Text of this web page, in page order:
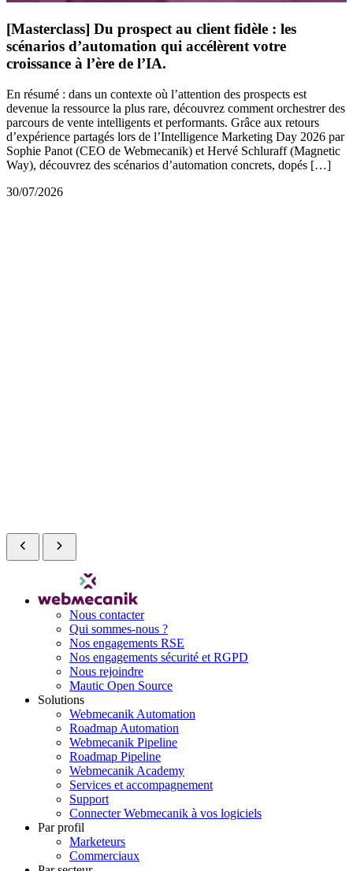
[Masterclass] Du prospect au client fidèle : les
scénarios d’automation qui accélèrent votre
croissance à l’ère de l’IA.
En résumé : dans un contexte où l’attention des prospects est
devenue la ressource la plus rare, découvrez comment orchestrer des
parcours de vente intelligents et performants. Grâce aux retours
d’expérience partagés lors de l’Intelligence Marketing Day 2026 par
Sophie Panot (CEO de Webmecanik) et Hervé Schluraff (Magnetic
Way), découvrez des scénarios d’automation concrets, dopés […]
30/07/2026
Nous contacter
Qui sommes-nous ?
Nos engagements RSE
Nos engagements sécurité et RGPD
Nous rejoindre
Mautic Open Source
Solutions
Webmecanik Automation
Roadmap Automation
Webmecanik Pipeline
Roadmap Pipeline
Webmecanik Academy
Services et accompagnement
Support
Connecter Webmecanik à vos logiciels
Par profil
Marketeurs
Commerciaux